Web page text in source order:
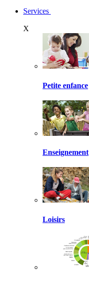
Services
X
Petite enfance
Enseignement
Loisirs